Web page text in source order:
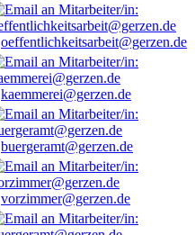
oeffentlichkeitsarbeit@gerzen.de
kaemmerei@gerzen.de
buergeramt@gerzen.de
vorzimmer@gerzen.de